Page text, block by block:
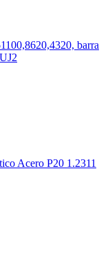
barra
Acero P20 1.2311